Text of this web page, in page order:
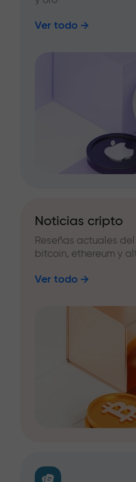
Ver todo
Noticias cripto
Reseñas actuales
bitcoin, ethereum y
Ver todo